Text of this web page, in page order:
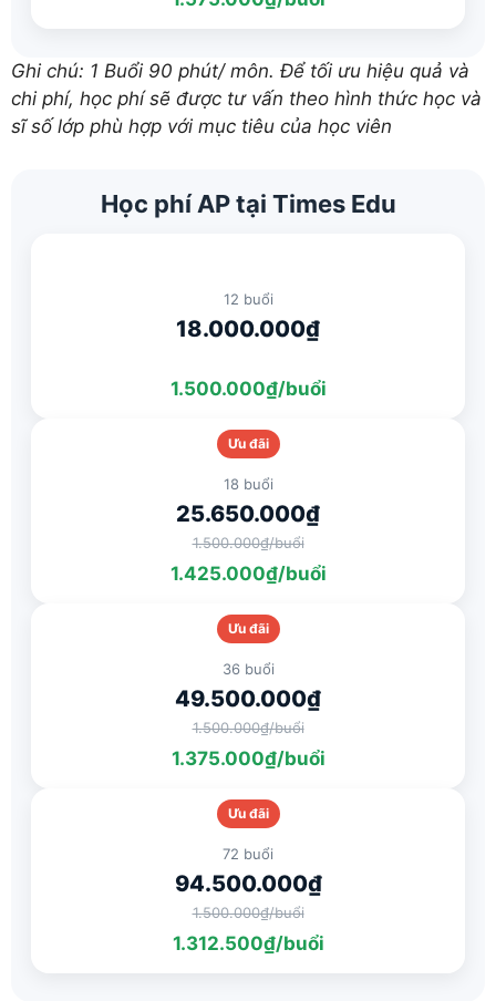
Ghi chú: 1 Buổi 90 phút/ môn. Để tối ưu hiệu quả và
chi phí, học phí sẽ được tư vấn theo hình thức học và
sĩ số lớp phù hợp với mục tiêu của học viên
Học phí AP tại Times Edu
12 buổi
18.000.000₫
1.500.000₫/buổi
Ưu đãi
18 buổi
25.650.000₫
1.500.000₫/buổi
1.425.000₫/buổi
Ưu đãi
36 buổi
49.500.000₫
1.500.000₫/buổi
1.375.000₫/buổi
Ưu đãi
72 buổi
94.500.000₫
1.500.000₫/buổi
1.312.500₫/buổi